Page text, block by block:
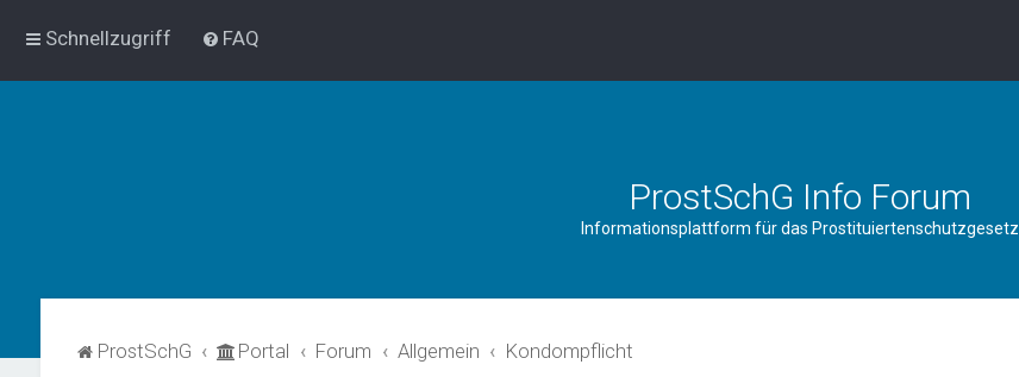
Schnellzugriff FAQ
ProstSchG Info Forum
Informationsplattform für das Prostituiertenschutzgesetz
ProstSchG Portal Forum Allgemein Kondompflicht